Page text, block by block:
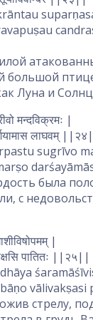
большой
Луна и
मन्दविक्रमः |
लाघवम्
sugrīvo
была
с
|
पातितः ||२५||
стрелу,